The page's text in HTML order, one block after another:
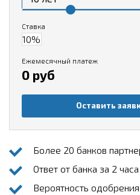
Ставка
Ежемесячный платеж
0 руб
Оставить
Более 20 банков
Ответ от банка за 2 часа
Вероятность